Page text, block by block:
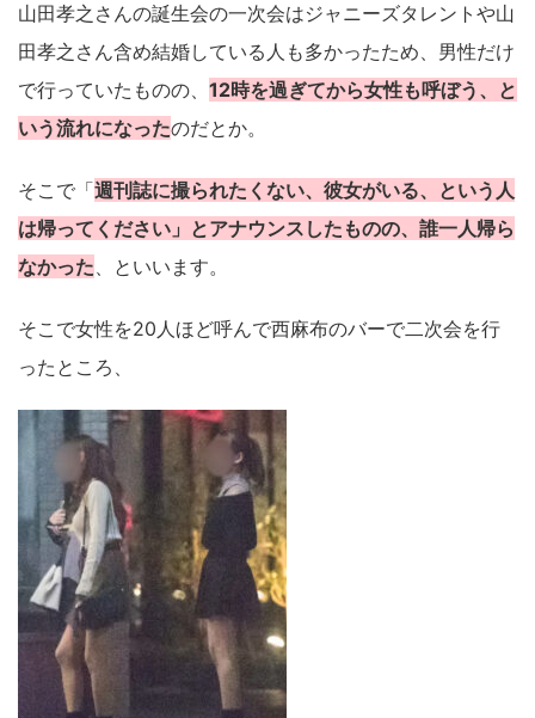
山田孝之さんの誕生会の一次会はジャニーズタレントや山
田孝之さん含め結婚している人も多かったため、男性だけ
で行っていたものの、 12時を過ぎてから女性も呼ぼう、と
いう流れになったのだとか。
そこで「週刊誌に撮られたくない、彼女がいる、という人
は帰ってください」とアナウンスしたものの、誰一人帰ら
なかった、といいます。
そこで女性を20人ほど呼んで西麻布のバーで二次会を行
ったところ、